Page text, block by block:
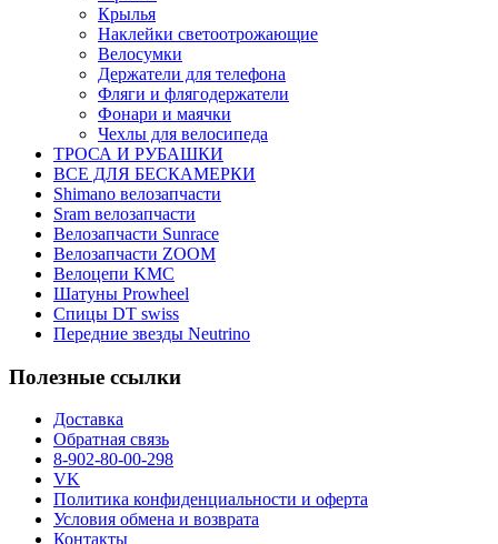
Крылья
Наклейки светоотрожающие
Велосумки
Держатели для телефона
Фляги и флягодержатели
Фонари и маячки
Чехлы для велосипеда
ТРОСА И РУБАШКИ
ВСЕ ДЛЯ БЕСКАМЕРКИ
Shimano велозапчасти
Sram велозапчасти
Велозапчасти Sunrace
Велозапчасти ZOOM
Велоцепи KMC
Шатуны Prowheel
Спицы DT swiss
Передние звезды Neutrino
Полезные ссылки
Доставка
Обратная связь
8-902-80-00-298
VK
Политика конфиденциальности и оферта
Условия обмена и возврата
Контакты